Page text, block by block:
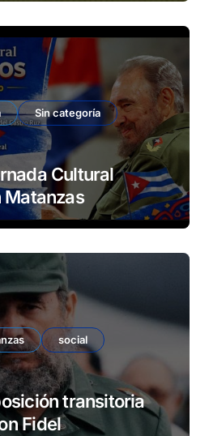
Sin categoría
Cultural
en Matanzas
social
transitoria
Fidel